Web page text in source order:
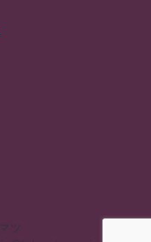
ツ